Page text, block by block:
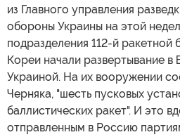
из Главного управления
обороны Украины на этой
подразделения 112-й ракетной
Кореи начали развертывание
Украиной. На их вооружении
Черняка, "шесть пусковых
баллистических ракет". И это
отправленным в Россию